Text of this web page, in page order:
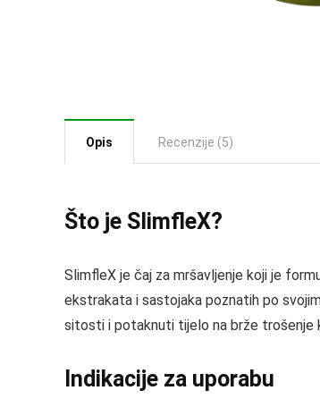
Opis Recenzije (5)
Što je SlimfleX?
SlimfleX je čaj za mršavljenje koji je
ekstrakata i sastojaka poznatih po
sitosti i potaknuti tijelo na brže trošenje
Indikacije za uporabu